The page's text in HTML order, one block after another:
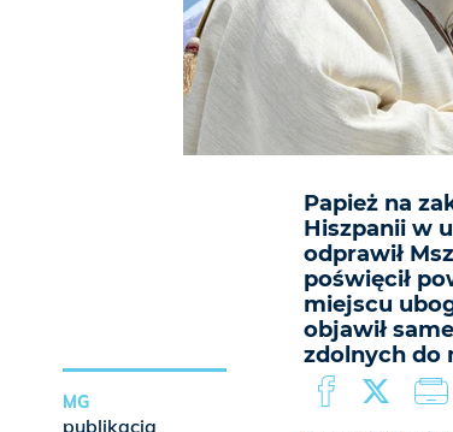
Papież na
Hiszpanii w
odprawił
poświęcił
miejscu
objawił
zdolnych do
MG
publikacja